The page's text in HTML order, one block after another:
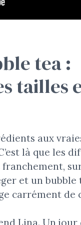
tea :
tailles
aux
là que les
franchement,
et un bubble
carrément de